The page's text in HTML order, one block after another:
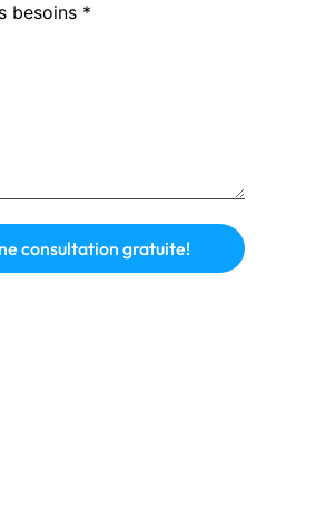
besoins *